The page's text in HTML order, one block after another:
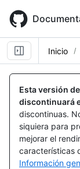
main
content
Inicio
Esta versión
discontinuará
discontinuas.
siquiera para
mejorar el
características
Información